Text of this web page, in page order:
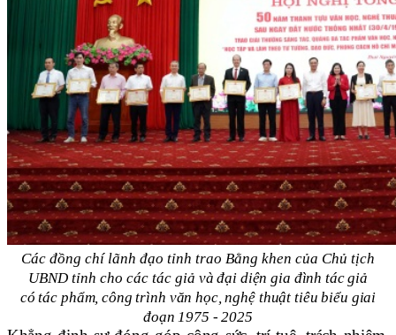
Các đồng chí lãnh đạo tỉnh trao Bằng khen của Chủ tịch
UBND tỉnh cho các tác giả và đại diện gia đình tác giả
có tác phẩm, công trình văn học, nghệ thuật tiêu biểu giai
đoạn 1975 - 2025